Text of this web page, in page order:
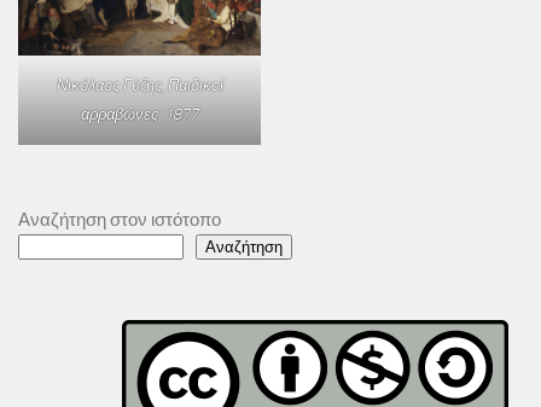
Νικόλαος Γύζης,Παιδικοί
αρραβώνες, 1877
Αναζήτηση στον ιστότοπο
Αναζήτηση